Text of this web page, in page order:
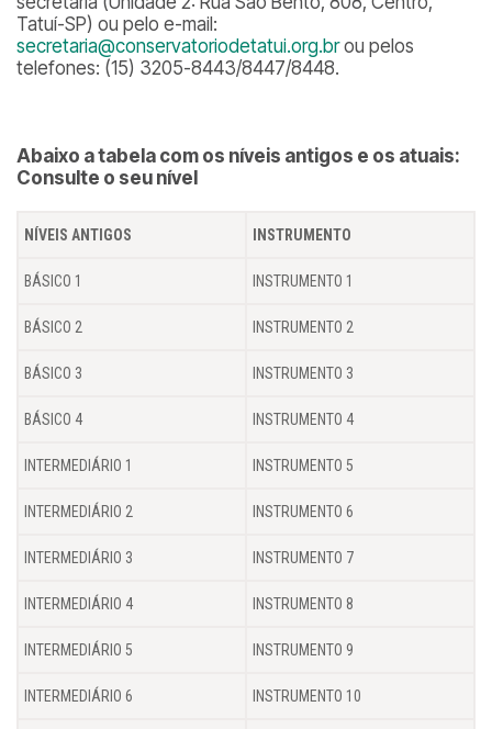
Tatuí-SP) ou pelo e-mail:
secretaria@conservatoriodetatui.org.brou pelos
telefones: (15) 3205-8443/8447/8448.
Abaixo a tabela com os níveis antigos e os atuais:
Consulte o seu nível
NÍVEIS ANTIGOS INSTRUMENTO
BÁSICO 1 INSTRUMENTO 1
BÁSICO 2 INSTRUMENTO 2
BÁSICO 3 INSTRUMENTO 3
BÁSICO 4 INSTRUMENTO 4
INTERMEDIÁRIO 1 INSTRUMENTO 5
INTERMEDIÁRIO 2 INSTRUMENTO 6
INTERMEDIÁRIO 3 INSTRUMENTO 7
INTERMEDIÁRIO 4 INSTRUMENTO 8
INTERMEDIÁRIO 5 INSTRUMENTO 9
INTERMEDIÁRIO 6 INSTRUMENTO 10